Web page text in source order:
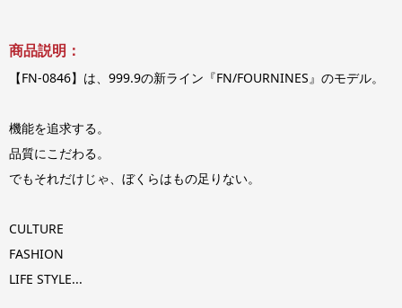
商品説明：
【FN-0846】は、999.9の新ライン『FN/FOURNINES』のモデル。
機能を追求する。
品質にこだわる。
でもそれだけじゃ、ぼくらはもの足りない。
CULTURE
FASHION
LIFE STYLE...